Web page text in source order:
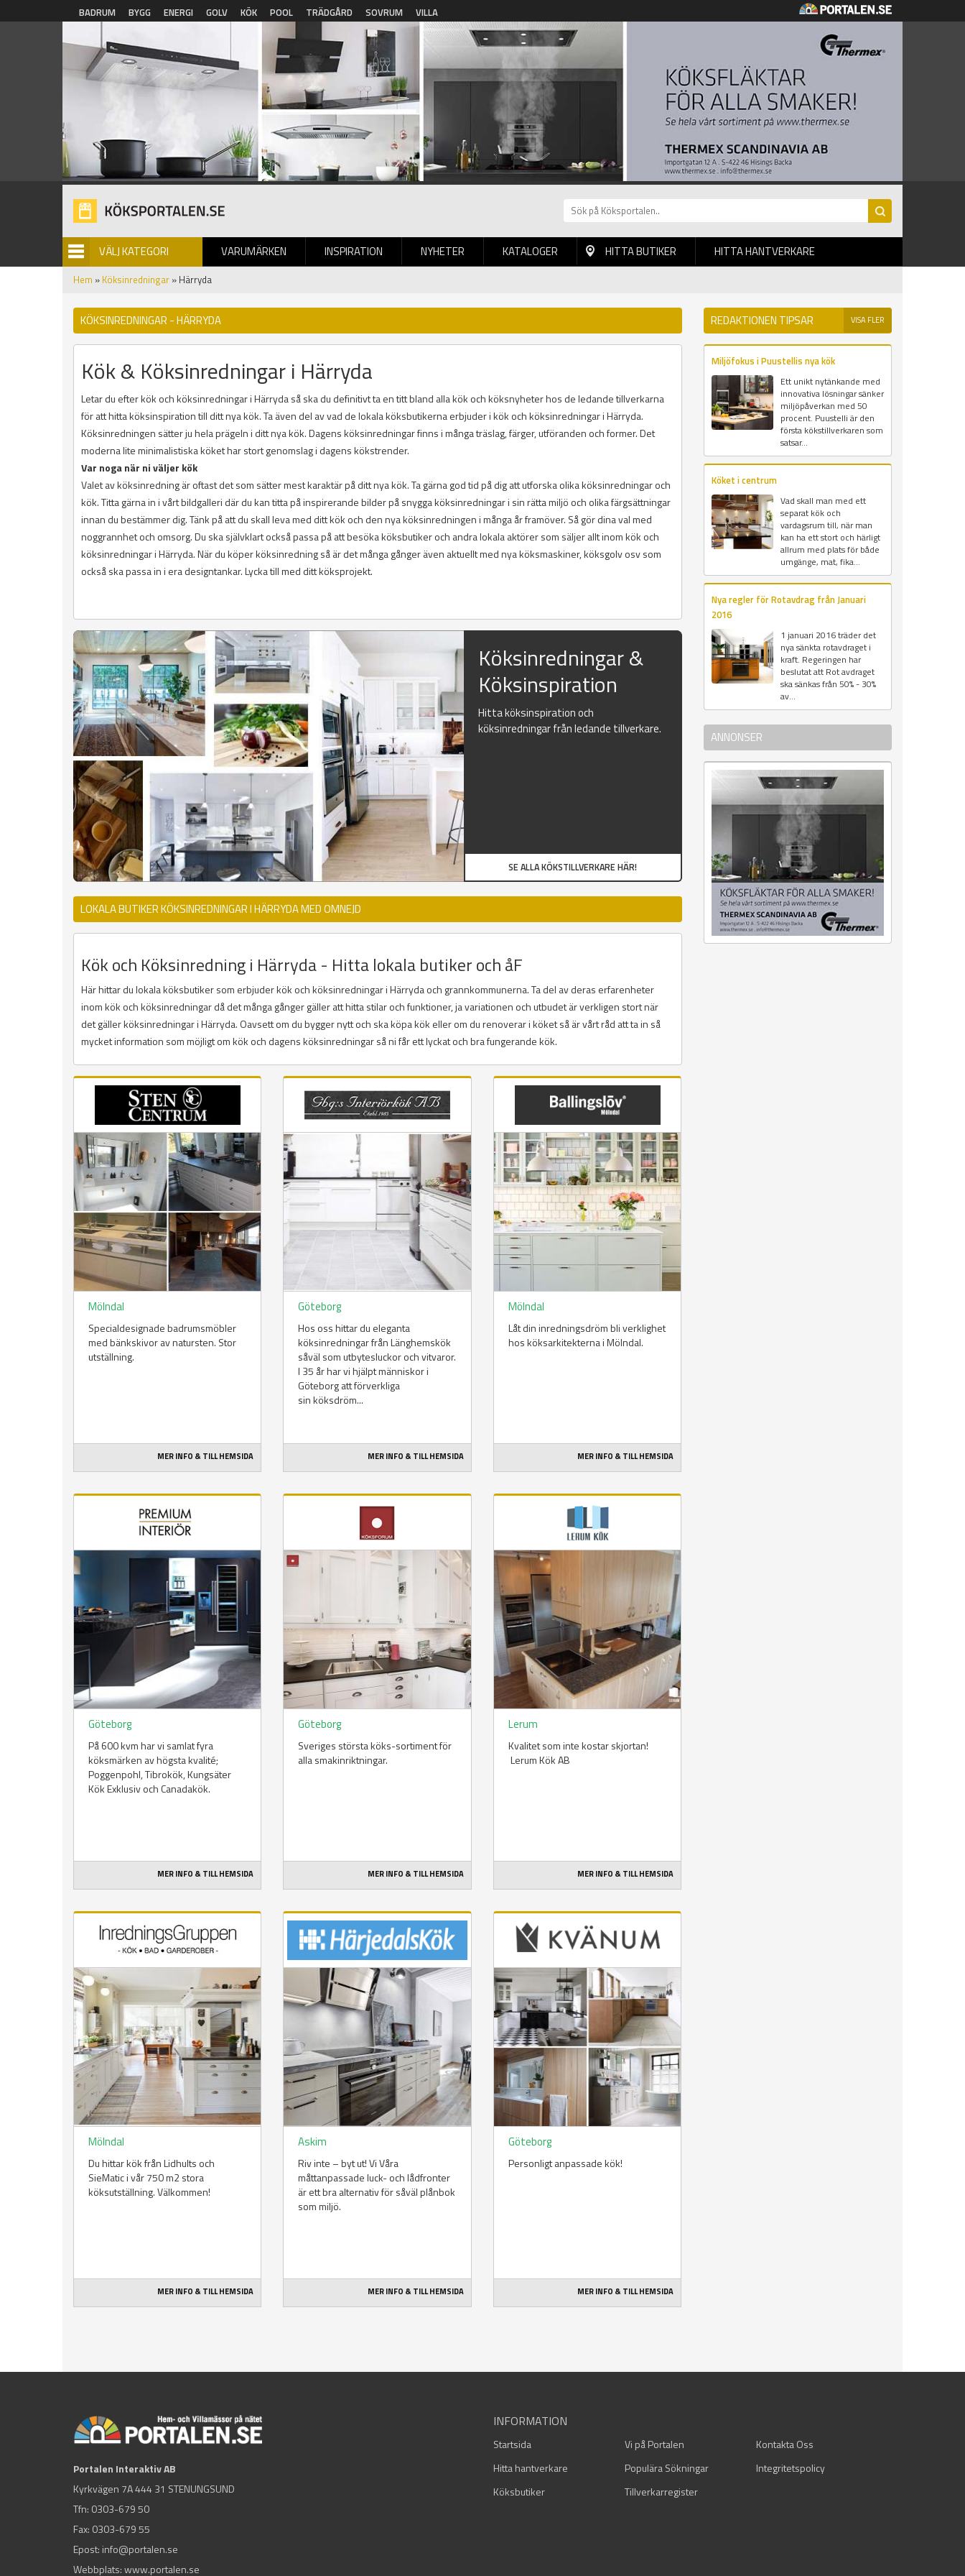
Hoppa till huvudinnehåll
BADRUM BYGG ENERGI GOLV KÖK POOL TRÄDGÅRD SOVRUM VILLA
VÄLJ KATEGORI VARUMÄRKEN INSPIRATION NYHETER
BILDGALLERI KATALOGER HITTA BUTIKER HITTA HANTVERKARE
Hem » Köksinredningar » Härryda
KÖKSINREDNINGAR - HÄRRYDA
Kök & Köksinredningar i Härryda
Letar du efter kök och köksinredningar i Härryda så ska du definitivt ta en titt bland alla kök och köksnyheter hos de ledande tillverkarna
för att hitta köksinspiration till ditt nya kök. Ta även del av vad de lokala köksbutikerna erbjuder i kök och köksinredningar i Härryda.
Köksinredningen sätter ju hela prägeln i ditt nya kök. Dagens köksinredningar finns i många träslag, färger, utföranden och former. Det
moderna lite minimalistiska köket har stort genomslag i dagens kökstrender.
Var noga när ni väljer kök
Valet av köksinredning är oftast det som sätter mest karaktär på ditt nya kök. Ta gärna god tid på dig att utforska olika köksinredningar och
kök. Titta gärna in i vårt bildgalleri där du kan titta på inspirerande bilder på snygga köksinredningar i sin rätta miljö och olika färgsättningar
innan du bestämmer dig. Tänk på att du skall leva med ditt kök och den nya köksinredningen i många år framöver. Så gör dina val med
noggrannhet och omsorg. Du ska självklart också passa på att besöka köksbutiker och andra lokala aktörer som säljer allt inom kök och
köksinredningar i Härryda. När du köper köksinredning så är det många gånger även aktuellt med nya köksmaskiner, köksgolv osv som
också ska passa in i era designtankar. Lycka till med ditt köksprojekt.
Köksinredningar &
Köksinspiration
Hitta köksinspiration och
köksinredningar från ledande tillverkare.
SE ALLA KÖKSTILLVERKARE HÄR!
LOKALA BUTIKER KÖKSINREDNINGAR I HÄRRYDA MED OMNEJD
Kök och Köksinredning i Härryda - Hitta lokala butiker och åF
Här hittar du lokala köksbutiker som erbjuder kök och köksinredningar i Härryda och grannkommunerna. Ta del av deras erfarenheter
inom kök och köksinredningar då det många gånger gäller att hitta stilar och funktioner, ja variationen och utbudet är verkligen stort när
det gäller köksinredningar i Härryda. Oavsett om du bygger nytt och ska köpa kök eller om du renoverar i köket så är vårt råd att ta in så
mycket information som möjligt om kök och dagens köksinredningar så ni får ett lyckat och bra fungerande kök.
Mölndal
Specialdesignade badrumsmöbler
med bänkskivor av natursten. Stor
utställning.
MER INFO & TILL HEMSIDA
Göteborg
Hos oss hittar du eleganta
köksinredningar från Länghemskök
såväl som utbytesluckor och vitvaror.
I 35 år har vi hjälpt människor i
Göteborg att förverkliga
sin köksdröm...
MER INFO & TILL HEMSIDA
Mölndal
Låt din inredningsdröm bli verklighet
hos köksarkitekterna i Mölndal.
MER INFO & TILL HEMSIDA
Göteborg
På 600 kvm har vi samlat fyra
köksmärken av högsta kvalité;
Poggenpohl, Tibrokök, Kungsäter
Kök Exklusiv och Canadakök.
MER INFO & TILL HEMSIDA
Göteborg
Sveriges största köks-sortiment för
alla smakinriktningar.
MER INFO & TILL HEMSIDA
Lerum
Kvalitet som inte kostar skjortan!
Lerum Kök AB
MER INFO & TILL HEMSIDA
Mölndal
Du hittar kök från Lidhults och
SieMatic i vår 750 m2 stora
köksutställning. Välkommen!
MER INFO & TILL HEMSIDA
Askim
Riv inte – byt ut! Vi Våra
måttanpassade luck- och lådfronter
är ett bra alternativ för såväl plånbok
som miljö.
MER INFO & TILL HEMSIDA
Göteborg
Personligt anpassade kök!
MER INFO & TILL HEMSIDA
REDAKTIONEN TIPSAR VISA FLER
Miljöfokus i Puustellis nya kök
Ett unikt nytänkande med
innovativa lösningar sänker
miljöpåverkan med 50
procent. Puustelli är den
första kökstillverkaren som
satsar...
Köket i centrum
Vad skall man med ett
separat kök och
vardagsrum till, när man
kan ha ett stort och härligt
allrum med plats för både
umgänge, mat, fika...
Nya regler för Rotavdrag från Januari
2016
1 januari 2016 träder det
nya sänkta rotavdraget i
kraft. Regeringen har
beslutat att Rot avdraget
ska sänkas från 50% - 30%
av...
ANNONSER
Portalen Interaktiv AB
Kyrkvägen 7A 444 31 STENUNGSUND
Tfn: 0303-679 50
Fax: 0303-679 55
Epost: info@portalen.se
Webbplats: www.portalen.se
INFORMATION
Startsida Vi på Portalen
Kontakta Oss
Hitta hantverkare
Populära Sökningar
Integritetspolicy
Köksbutiker
Tillverkarregister